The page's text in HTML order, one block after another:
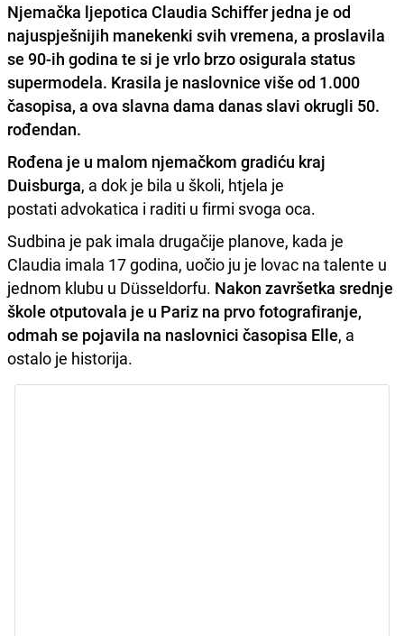
Njemačka ljepotica Claudia Schiffer jedna je od
najuspješnijih manekenki svih vremena, a proslavila
se 90-ih godina te si je vrlo brzo osigurala status
supermodela. Krasila je naslovnice više od 1.000
časopisa, a ova slavna dama danasslavi okrugli 50.
rođendan.
Rođena je u malom njemačkom gradiću kraj
Duisburga, a dok je bila u školi, htjela je
postati advokatica i raditi u firmi svoga oca.
Sudbina je pak imala drugačije planove, kada je
Claudia imala 17 godina, uočio ju je lovac na talente u
jednom klubu u Düsseldorfu. Nakon završetka srednje
škole otputovala je u Pariz na prvo fotografiranje,
odmah se pojavila na naslovnici časopisa Elle, a
ostalo je historija.